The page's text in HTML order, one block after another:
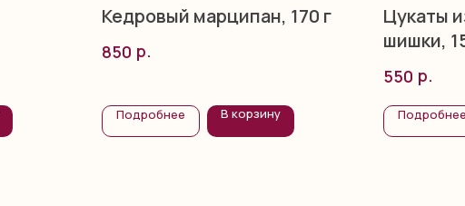
Кедровый марципан, 170 г
850 р.
Подробнее В корзину
Цукаты
шишки,
550 р.
Подробнее